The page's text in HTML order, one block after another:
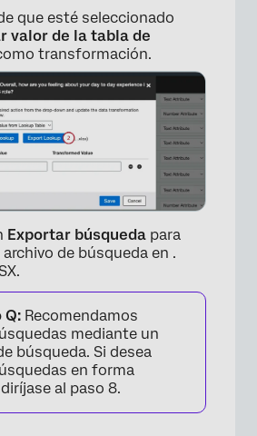
que esté seleccionado
valor de la tabla de
transformación.
Exportar búsqueda para
de búsqueda en .
Q: Recomendamos
mediante un
búsqueda. Si desea
en forma
al paso 8.